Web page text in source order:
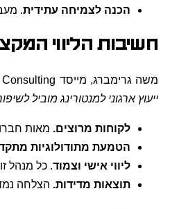
הכנה לצמיחה עתידית.
חשיבות הליווי
משה גרימברג, מייסד Advanced Business Consulting אומר:
ייעוץ ארגוני למנטורינג מוביל
לקוחות מרוצים. מאות
הטמעת מתודולוגיות
ליווי אישי וצמוד. כל מנהל
תוצאות מדידות. הצלחה